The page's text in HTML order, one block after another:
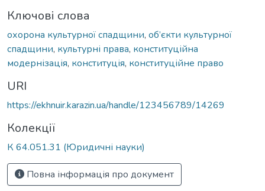
Ключові слова
охорона культурної спадщини, об’єкти культурної
спадщини, культурні права, конституційна
модернізація, конституція, конституційне право
URI
https://ekhnuir.karazin.ua/handle/123456789/14269
Колекції
К 64.051.31 (Юридичні науки)
Повна інформація про документ